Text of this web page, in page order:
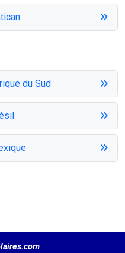
du Sud